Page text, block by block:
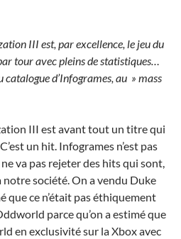
III est, par excellence, le jeu du
tour avec pleins de statistiques…
catalogue d’Infogrames, au » mass
III est avant tout un titre qui
un hit. Infogrames n’est pas
va pas rejeter des hits qui sont,
société. On a vendu Duke
que ce n’était pas éthiquement
parce qu’on a estimé que
en exclusivité sur la Xbox avec